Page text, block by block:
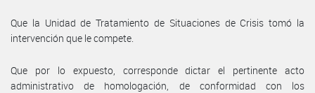
Que la Unidad de Tratamiento de Situaciones de Crisis tomó la
intervención que le compete.
Que por lo expuesto, corresponde dictar el pertinente acto
administrativo de homologación, de conformidad con los